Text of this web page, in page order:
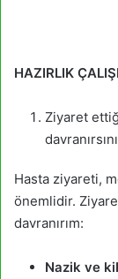
HAZIRLIK
Ziyaret
Hasta ziyareti,
önemlidir.
davranırım:
Nazik ve